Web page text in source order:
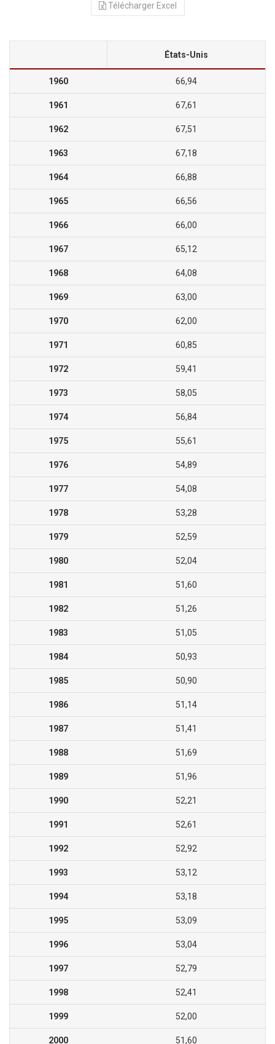
Télécharger Excel
États-Unis
1960 66,94
1961 67,61
1962 67,51
1963 67,18
1964 66,88
1965 66,56
1966 66,00
1967 65,12
1968 64,08
1969 63,00
1970 62,00
1971 60,85
1972 59,41
1973 58,05
1974 56,84
1975 55,61
1976 54,89
1977 54,08
1978 53,28
1979 52,59
1980 52,04
1981 51,60
1982 51,26
1983 51,05
1984 50,93
1985 50,90
1986 51,14
1987 51,41
1988 51,69
1989 51,96
1990 52,21
1991 52,61
1992 52,92
1993 53,12
1994 53,18
1995 53,09
1996 53,04
1997 52,79
1998 52,41
1999 52,00
2000 51,60